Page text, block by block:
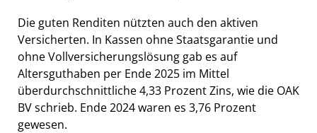
Die guten Renditen nützten auch den aktiven
Versicherten. In Kassen ohne Staatsgarantie und
ohne Vollversicherungslösung gab es auf
Altersguthaben per Ende 2025 im Mittel
überdurchschnittliche 4,33 Prozent Zins, wie die OAK
BV schrieb. Ende 2024 waren es 3,76 Prozent
gewesen.